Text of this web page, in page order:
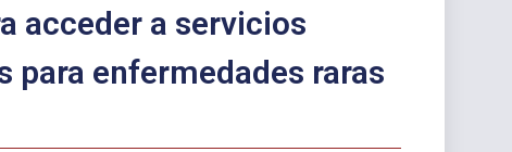
acceder a servicios
para enfermedades raras